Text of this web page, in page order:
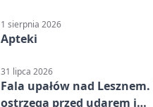
1 sierpnia 2026
Apteki
31 lipca 2026
Fala upałów nad
ostrzega przed udarem i